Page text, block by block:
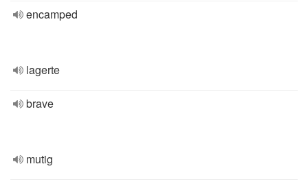
encamped
lagerte
brave
mutig